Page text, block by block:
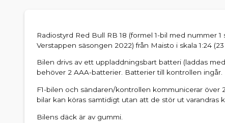
Radiostyrd Red Bull RB 18 (formel 1-bil med nummer
Verstappen säsongen 2022) från Maisto i skala 1:24 (23
Bilen drivs av ett uppladdningsbart batteri (laddas
behöver 2 AAA-batterier. Batterier till kontrollen ingår.
F1-bilen och sändaren/kontrollen kommunicerar över
bilar kan köras samtidigt utan att de stör ut varandras
Bilens däck är av gummi.